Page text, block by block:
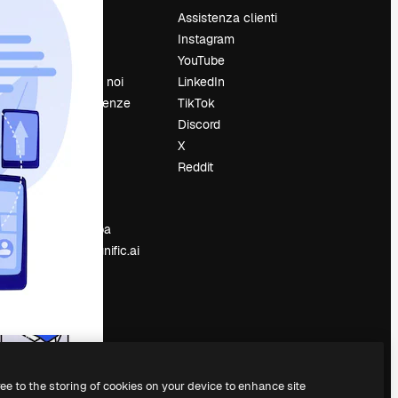
Prezzi
Chi siamo
Recensioni
Lavora con noi
Cerca tendenze
Blog
Eventi
Slidesgo
Sala stampa
Cerchi magnific.ai
Assistenza clienti
Instagram
YouTube
LinkedIn
TikTok
Discord
X
Reddit
to the storing of cookies on your device to enhance site